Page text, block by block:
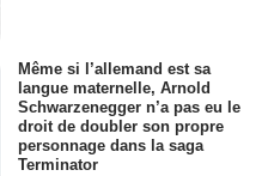
Même si l’allemand est sa
langue maternelle, Arnold
Schwarzenegger n’a pas eu le
droit de doubler son propre
personnage dans la saga
Terminator